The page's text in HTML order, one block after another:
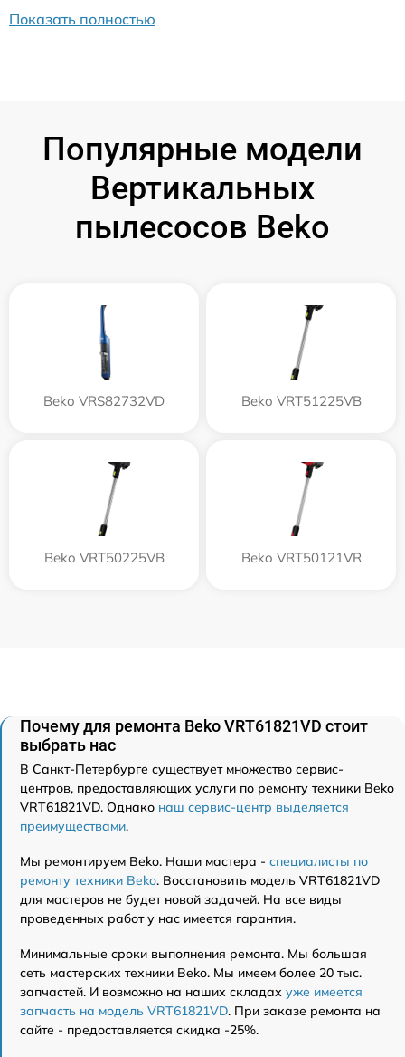
Показать полностью
Популярные модели
Вертикальных
пылесосов Beko
Beko VRS82732VD Beko VRT51225VB
Beko VRT50225VB Beko VRT50121VR
Почему для ремонта Beko VRT61821VD стоит
выбрать нас
В Санкт-Петербурге существует множество сервис-
центров, предоставляющих услуги по ремонту техники Beko
VRT61821VD. Однако наш сервис-центр выделяется
преимуществами.
Мы ремонтируем Beko. Наши мастера - специалисты по
ремонту техники Beko. Восстановить модель VRT61821VD
для мастеров не будет новой задачей. На все виды
проведенных работ у нас имеется гарантия.
Минимальные сроки выполнения ремонта. Мы большая
сеть мастерских техники Beko. Мы имеем более 20 тыс.
запчастей. И возможно на наших складах уже имеется
запчасть на модель VRT61821VD. При заказе ремонта на
сайте - предоставляется скидка -25%.